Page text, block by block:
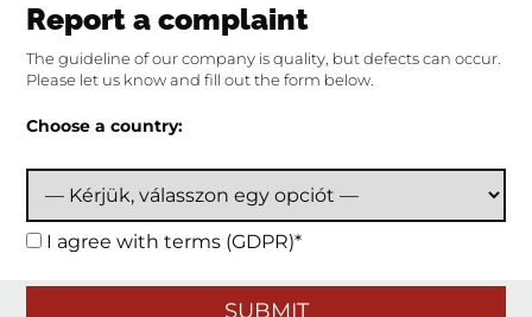
Report a complaint
The guideline of our company is quality, but defects can occur.
Please let us know and fill out the form below.
Choose a country:
I agree with terms (GDPR)*